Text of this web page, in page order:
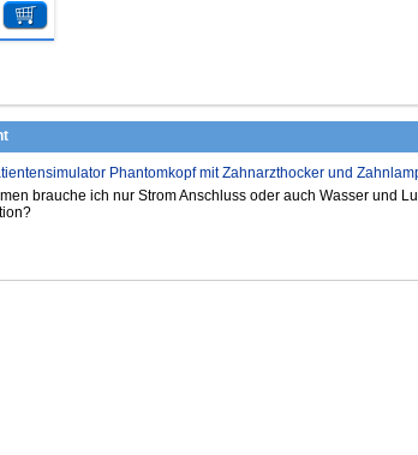
Phantomkopf mit Zahnarzthocker und
brauche ich nur Strom Anschluss oder auch Wasser und